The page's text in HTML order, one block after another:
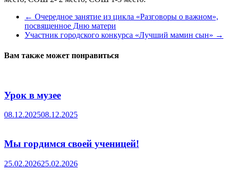
← Очередное занятие из цикла «Разговоры о важном»,
посвященное Дню матери
Участник городского конкурса «Лучший мамин сын» →
Вам также может понравиться
Урок в музее
08.12.202508.12.2025
Мы гордимся своей ученицей!
25.02.202625.02.2026